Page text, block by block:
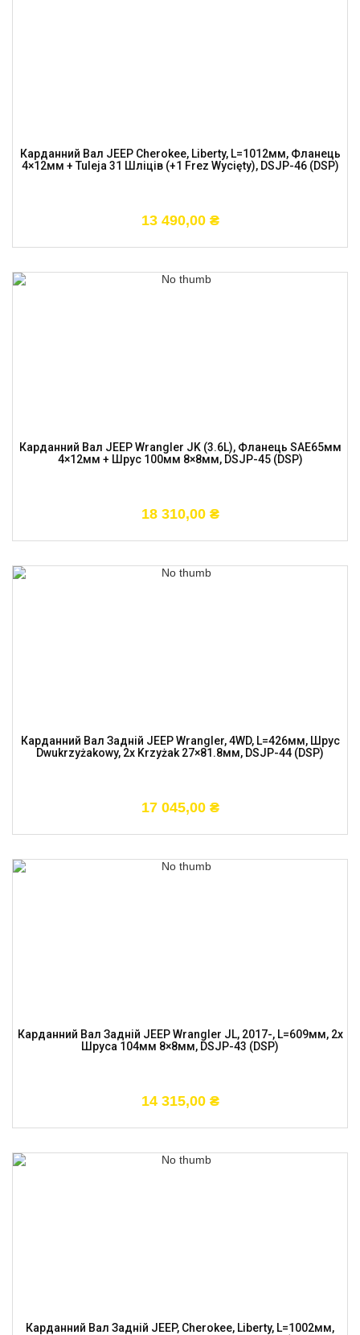
Карданний Вал JEEP Cherokee, Liberty, L=1012мм, Фланець
4×12мм + Tuleja 31 Шліців (+1 Frez Wycięty), DSJP-46 (DSP)
13 490,00 ₴
Карданний Вал JEEP Wrangler JK (3.6L), Фланець SAE65мм
4×12мм + Шрус 100мм 8×8мм, DSJP-45 (DSP)
18 310,00 ₴
Карданний Вал Задній JEEP Wrangler, 4WD, L=426мм, Шрус
Dwukrzyżakowy, 2x Krzyżak 27×81.8мм, DSJP-44 (DSP)
17 045,00 ₴
Карданний Вал Задній JEEP Wrangler JL, 2017-, L=609мм, 2x
Шруса 104мм 8×8мм, DSJP-43 (DSP)
14 315,00 ₴
Карданний Вал Задній JEEP, Cherokee, Liberty, L=1002мм,